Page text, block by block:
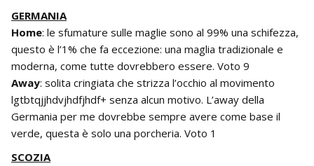
GERMANIA
Home: le sfumature sulle maglie sono al 99% una schifezza,
questo è l’1% che fa eccezione: una maglia tradizionale e
moderna, come tutte dovrebbero essere. Voto 9
Away: solita cringiata che strizza l’occhio al movimento
lgtbtqjjhdvjhdfjhdf+ senza alcun motivo. L’away della
Germania per me dovrebbe sempre avere come base il
verde, questa è solo una porcheria. Voto 1
SCOZIA